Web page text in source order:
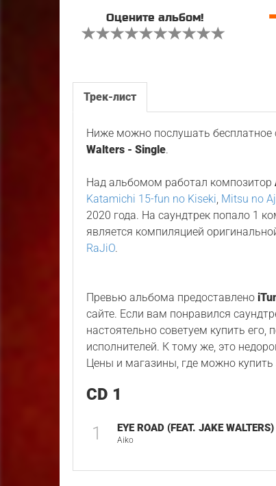
Оцените альбом!
Трек-лист
Ниже можно послушать бесплатное
Walters - Single.
Над альбомом работал композитор
Katamichi 15-fun no Kiseki, Mitsu no
2020 года. На саундтрек попало 1
является компиляцией
RaJiO.
Превью альбома предоставлено
сайте. Если вам понравился
настоятельно советуем купить
исполнителей. К тому же, это
Цены и магазины, где можно
CD 1
1 EYE ROAD (FEAT. JAKE WALTERS)
Aiko